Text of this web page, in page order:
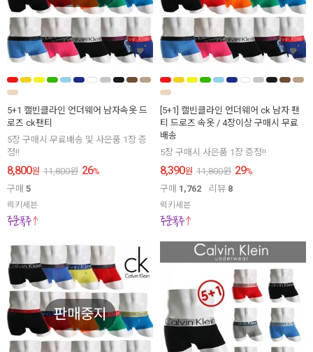
5+1 캘빈클라인 언더웨어 남자속옷 드
로즈 ck팬티
5장 구매시 무료배송 및 사은품 1장 증
정!!
8,800원 11,800원 26%
구매 5
럭키세븐
[5+1] 캘빈클라인 언더웨어 ck 남자 팬
티 드로즈 속옷 / 4장이상 구매시 무료
배송
5장 구매시 사은품 1장 증정!!
8,390원 11,800원 29%
구매 1,762 리뷰 8
럭키세븐
판매중지